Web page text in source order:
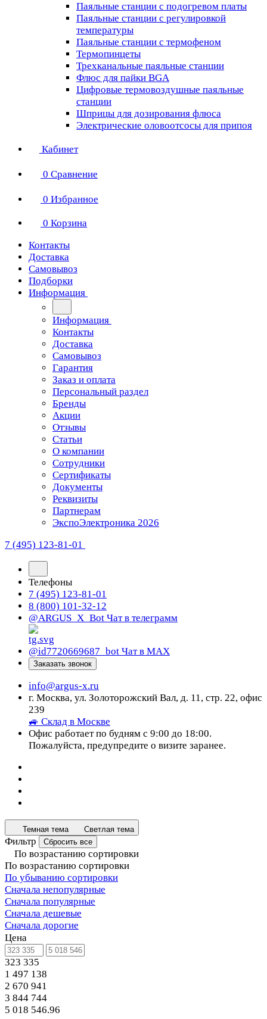
Паяльные станции с подогревом платы
Паяльные станции с регулировкой
температуры
Паяльные станции с термофеном
Термопинцеты
Трехканальные паяльные станции
Флюс для пайки BGA
Цифровые термовоздушные паяльные
станции
Шприцы для дозирования флюса
Электрические оловоотсосы для припоя
Кабинет
0 Сравнение
0 Избранное
0 Корзина
Контакты
Доставка
Самовывоз
Подборки
Информация
Информация
Контакты
Доставка
Самовывоз
Гарантия
Заказ и оплата
Персональный раздел
Бренды
Акции
Отзывы
Статьи
О компании
Сотрудники
Сертификаты
Документы
Реквизиты
Партнерам
ЭкспоЭлектроника 2026
7 (495) 123-81-01
Телефоны
7 (495) 123-81-01
8 (800) 101-32-12
@ARGUS_X_Bot Чат в телеграмм
@id7720669687_bot Чат в МАХ
Заказать звонок
info@argus-x.ru
г. Москва, ул. Золоторожский Вал, д. 11, стр. 22, офис
239
🚙 Склад в Москве
Офис работает по будням с 9:00 до 18:00.
Пожалуйста, предупредите о визите заранее.
Темная тема Светлая тема
Фильтр Сбросить все
По возрастанию сортировки
По возрастанию сортировки
По убыванию сортировки
Сначала непопулярные
Сначала популярные
Сначала дешевые
Сначала дорогие
Цена
323 335
1 497 138
2 670 941
3 844 744
5 018 546.96